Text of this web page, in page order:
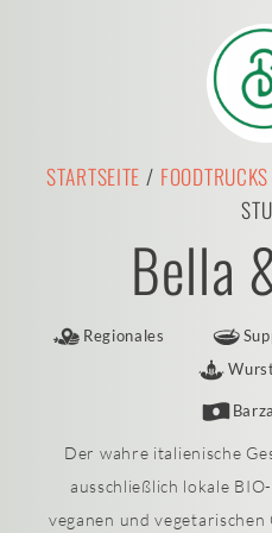
STARTSEITE /
Bella
Regionales
Der wahre italienische
ausschließlich lokale
veganen und vegetarischen